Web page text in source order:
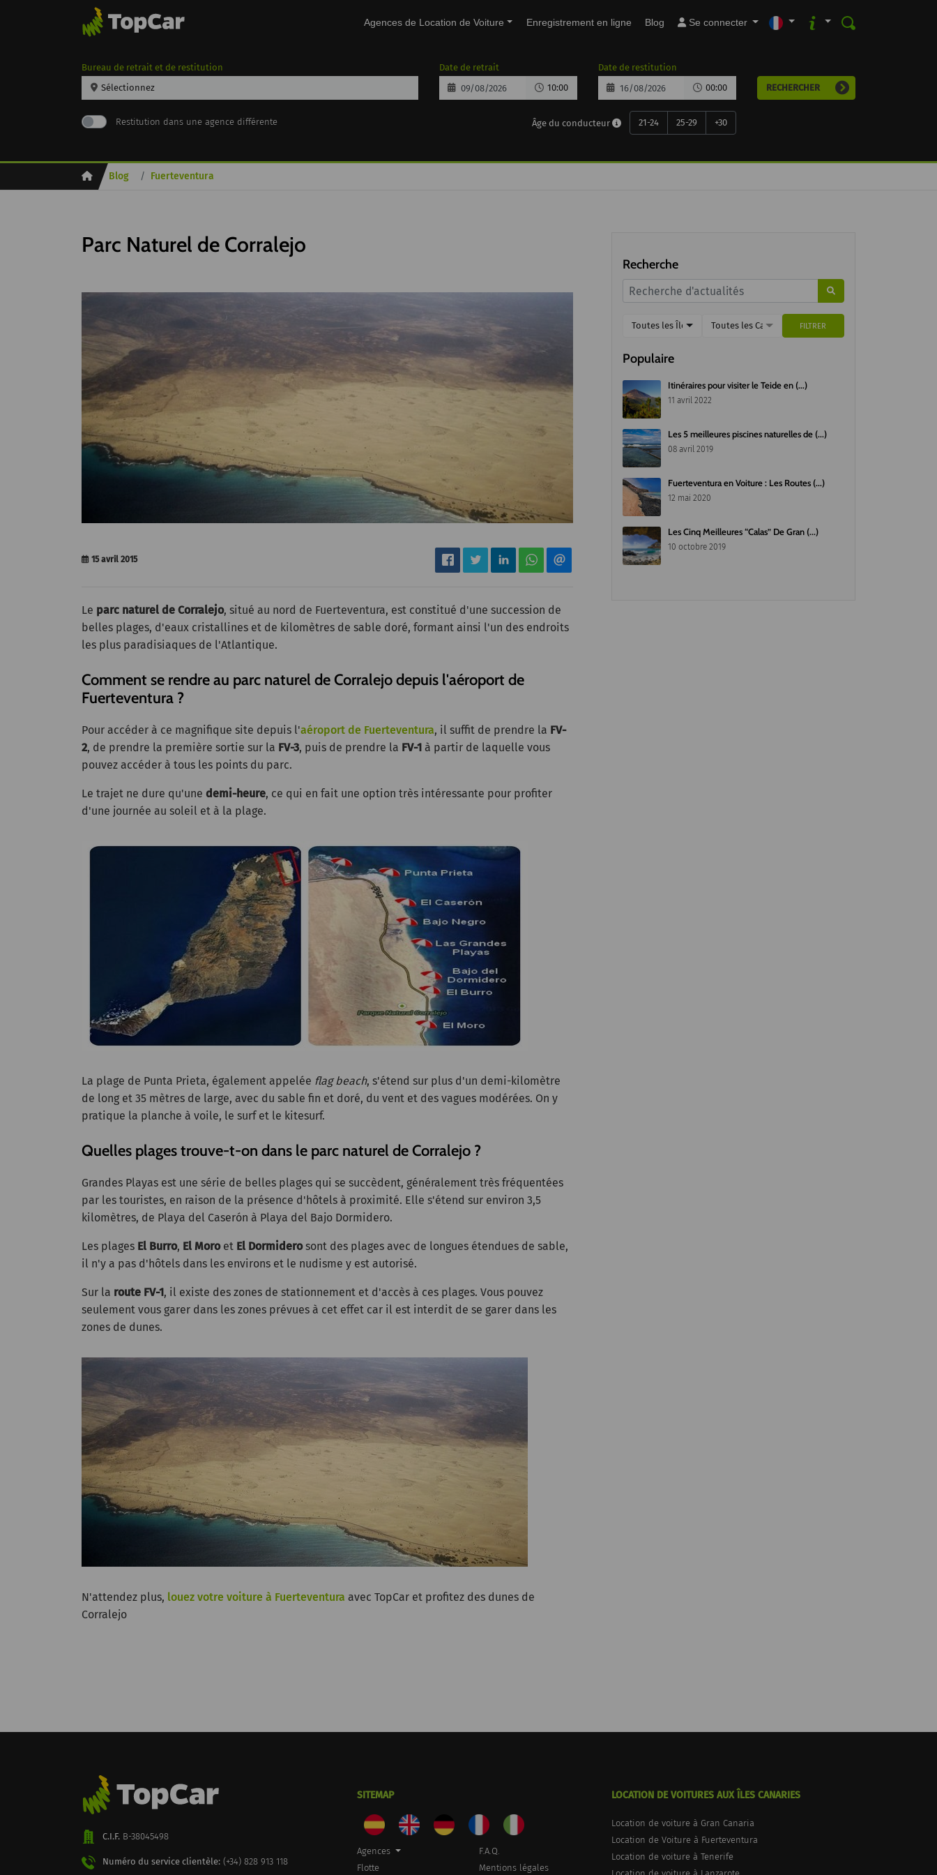
Agences de Location de Voiture Enregistrement en ligne Blog Se connecter
Bureau de retrait et de restitution
Sélectionnez
Restitution dans une agence différente
Date de retrait
10:00
Date de restitution
00:00
Âge du conducteur 21-24 25-29 +30
RECHERCHER
InicioBlog Fuerteventura
Parc Naturel de Corralejo
15 avril 2015
Le parc naturel de Corralejo, situé au nord de Fuerteventura, est constitué d'une succession de
belles plages, d'eaux cristallines et de kilomètres de sable doré, formant ainsi l'un des endroits
les plus paradisiaques de l'Atlantique.
Comment se rendre au parc naturel de Corralejo depuis l'aéroport de
Fuerteventura ?
Pour accéder à ce magnifique site depuis l'aéroport de Fuerteventura, il suffit de prendre la FV-
2, de prendre la première sortie sur la FV-3, puis de prendre la FV-1 à partir de laquelle vous
pouvez accéder à tous les points du parc.
Le trajet ne dure qu'une demi-heure, ce qui en fait une option très intéressante pour profiter
d'une journée au soleil et à la plage.
La plage de Punta Prieta, également appelée flag beach, s'étend sur plus d'un demi-kilomètre
de long et 35 mètres de large, avec du sable fin et doré, du vent et des vagues modérées. On y
pratique la planche à voile, le surf et le kitesurf.
Quelles plages trouve-t-on dans le parc naturel de Corralejo ?
Grandes Playas est une série de belles plages qui se succèdent, généralement très fréquentées
par les touristes, en raison de la présence d'hôtels à proximité. Elle s'étend sur environ 3,5
kilomètres, de Playa del Caserón à Playa del Bajo Dormidero.
Les plages El Burro, El Moroet El Dormiderosont des plages avec de longues étendues de sable,
il n'y a pas d'hôtels dans les environs et le nudisme y est autorisé.
Sur la route FV-1, il existe des zones de stationnement et d'accès à ces plages. Vous pouvez
seulement vous garer dans les zones prévues à cet effet car il est interdit de se garer dans les
zones de dunes.
N'attendez plus, louez votre voiture à Fuerteventura avec TopCar et profitez des dunes de
Corralejo
Recherche
Toutes les Îles Toutes les Catégories FILTRER
Populaire
Itinéraires pour visiter le Teide en (...)
11 avril 2022
Les 5 meilleures piscines naturelles de (...)
08 avril 2019
Fuerteventura en Voiture : Les Routes (...)
12 mai 2020
Les Cinq Meilleures “Calas” De Gran (...)
10 octobre 2019
C.I.F. B-38045498
Numéro du service clientèle: (+34) 828 913 118
SITEMAP
Agences
Flotte
F.A.Q.
Mentions légales
LOCATION DE VOITURES AUX ÎLES CANARIES
Location de voiture à Gran Canaria
Location de Voiture à Fuerteventura
Location de voiture à Tenerife